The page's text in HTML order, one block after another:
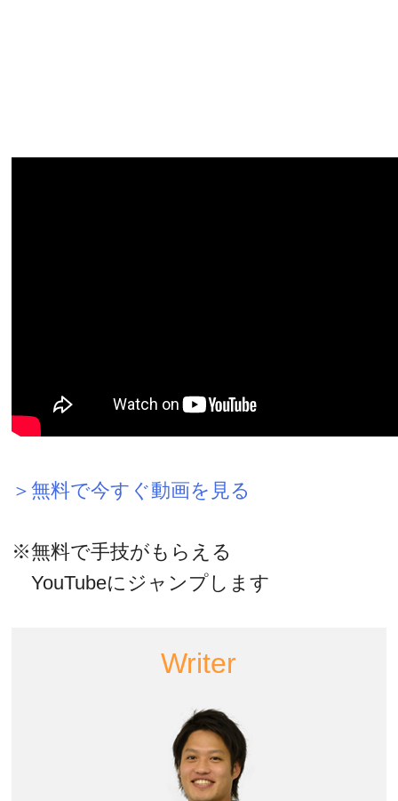
＞無料で今すぐ動画を見る
※無料で手技がもらえる
YouTubeにジャンプします
Writer